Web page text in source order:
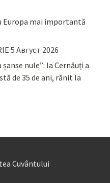
Europa mai importantă
5 Август 2026
nule”: la Cernăuți a
de 35 de ani, rănit la
Cuvântului